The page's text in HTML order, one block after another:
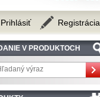
V PRODUKTOCH
Prihlásiť Registrácia